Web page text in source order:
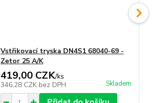
Vstřikovací tryska DN4S1 68040-69 -
Zetor 25 A/K
419,00 CZK/ks
346,28 CZK bez DPH Skladem